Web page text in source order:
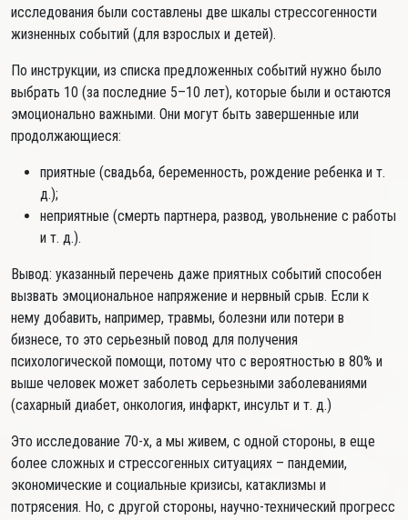
исследования были составлены две шкалы стрессогенности
жизненных событий (для взрослых и детей).
По инструкции, из списка предложенных событий нужно было
выбрать 10 (за последние 5–10 лет), которые были и остаются
эмоционально важными. Они могут быть завершенные или
продолжающиеся:
приятные (свадьба, беременность, рождение ребенка и т.
д.);
неприятные (смерть партнера, развод, увольнение с работы
и т. д.).
Вывод: указанный перечень даже приятных событий способен
вызвать эмоциональное напряжение и нервный срыв. Если к
нему добавить, например, травмы, болезни или потери в
бизнесе, то это серьезный повод для получения
психологической помощи, потому что с вероятностью в 80% и
выше человек может заболеть серьезными заболеваниями
(сахарный диабет, онкология, инфаркт, инсульт и т. д.)
Это исследование 70-х, а мы живем, с одной стороны, в еще
более сложных и стрессогенных ситуациях – пандемии,
экономические и социальные кризисы, катаклизмы и
потрясения. Но, с другой стороны, научно-технический прогресс